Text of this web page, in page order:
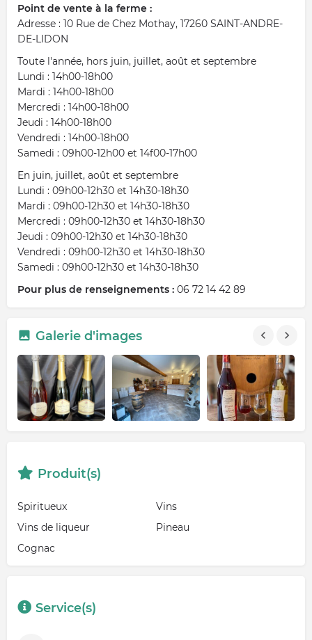
Point de vente à la ferme :
Adresse : 10 Rue de Chez Mothay, 17260 SAINT-ANDRE-
DE-LIDON
Toute l'année, hors juin, juillet, août et septembre
Lundi : 14h00-18h00
Mardi : 14h00-18h00
Mercredi : 14h00-18h00
Jeudi : 14h00-18h00
Vendredi : 14h00-18h00
Samedi : 09h00-12h00 et 14f00-17h00
En juin, juillet, août et septembre
Lundi : 09h00-12h30 et 14h30-18h30
Mardi : 09h00-12h30 et 14h30-18h30
Mercredi : 09h00-12h30 et 14h30-18h30
Jeudi : 09h00-12h30 et 14h30-18h30
Vendredi : 09h00-12h30 et 14h30-18h30
Samedi : 09h00-12h30 et 14h30-18h30
Pour plus de renseignements : 06 72 14 42 89
Galerie d'images
Produit(s)
Spiritueux
Vins
Vins de liqueur
Pineau
Cognac
Service(s)